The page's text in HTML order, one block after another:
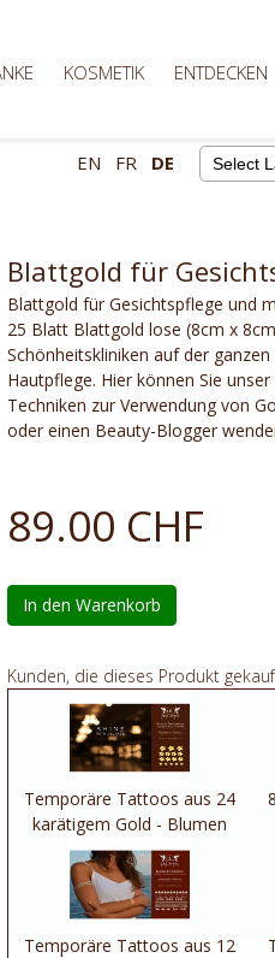
KOSMETIK ENTDECKEN
EN FR DE
Blattgold für
Blattgold für Gesichtspflege und
25 Blatt Blattgold lose (8cm x
Schönheitskliniken auf der
Hautpflege. Hier können Sie
Techniken zur Verwendung von
oder einen Beauty-Blogger
89.00 CHF
In den Warenkorb
Kunden, die dieses Produkt
Temporäre Tattoos aus 24
karätigem Gold - Blumen
Temporäre Tattoos aus 12